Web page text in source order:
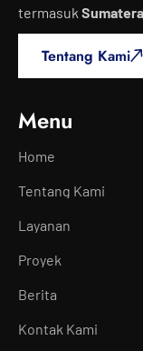
termasuk
Tentang Kami
Menu
Home
Tentang Kami
Layanan
Proyek
Berita
Kontak Kami